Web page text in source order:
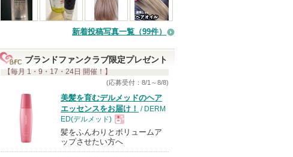
新着投稿写真一覧（99件）
ブランドファンクラブ限定プレゼント
【毎月 1・9・17・24日 開催！】
(応募受付：8/1～8/8)
美髪を育むデルメッドのヘア
エッセンスをお届け！ / DERM
ED(デルメッド)
現
髪をふんわりとボリュームア
ップさせたい方へ